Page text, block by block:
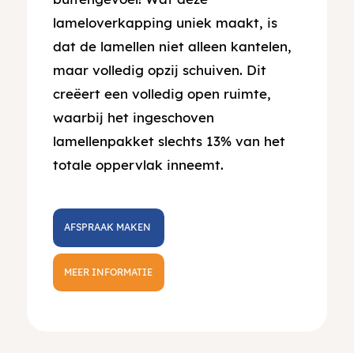
lameloverkapping uniek maakt, is
dat de lamellen niet alleen kantelen,
maar volledig opzij schuiven. Dit
creëert een volledig open ruimte,
waarbij het ingeschoven
lamellenpakket slechts 13% van het
totale oppervlak inneemt.
AFSPRAAK MAKEN
MEER INFORMATIE